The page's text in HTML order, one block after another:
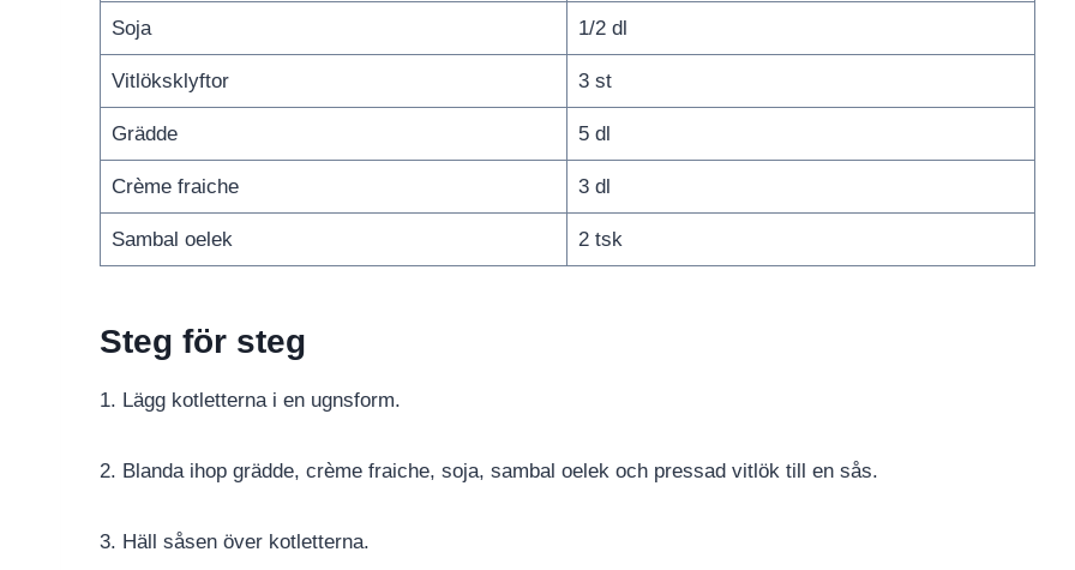
Soja 1/2 dl
Vitlöksklyftor 3 st
Grädde 5 dl
Crème fraiche 3 dl
Sambal oelek 2 tsk
Steg för steg
1. Lägg kotletterna i en ugnsform.
2. Blanda ihop grädde, crème fraiche, soja, sambal oelek och pressad vitlök till en sås.
3. Häll såsen över kotletterna.